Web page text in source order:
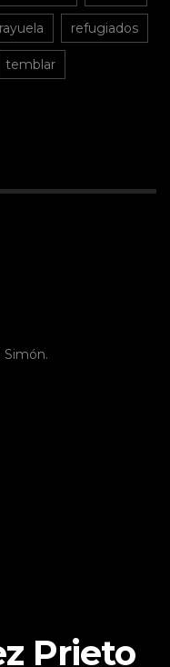
rayuela refugiados
temblar
Prieto